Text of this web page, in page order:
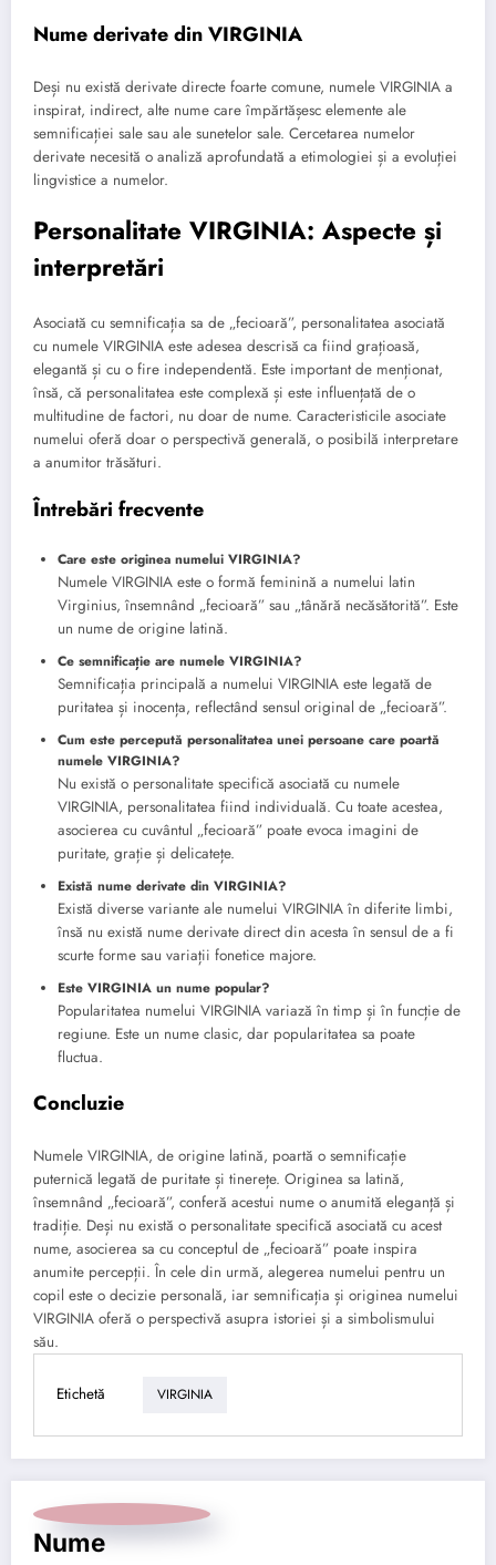
Nume derivate din VIRGINIA
Deși nu există derivate directe foarte comune, numele VIRGINIA a
inspirat, indirect, alte nume care împărtășesc elemente ale
semnificației sale sau ale sunetelor sale. Cercetarea numelor
derivate necesită o analiză aprofundată a etimologiei și a evoluției
lingvistice a numelor.
Personalitate VIRGINIA: Aspecte și
interpretări
Asociată cu semnificația sa de „fecioară”, personalitatea asociată
cu numele VIRGINIA este adesea descrisă ca fiind grațioasă,
elegantă și cu o fire independentă. Este important de menționat,
însă, că personalitatea este complexă și este influențată de o
multitudine de factori, nu doar de nume. Caracteristicile asociate
numelui oferă doar o perspectivă generală, o posibilă interpretare
a anumitor trăsături.
Întrebări frecvente
Care este originea numelui VIRGINIA?
Numele VIRGINIA este o formă feminină a numelui latin
Virginius, însemnând „fecioară” sau „tânără necăsătorită”. Este
un nume de origine latină.
Ce semnificație are numele VIRGINIA?
Semnificația principală a numelui VIRGINIA este legată de
puritatea și inocența, reflectând sensul original de „fecioară”.
Cum este percepută personalitatea unei persoane care poartă
numele VIRGINIA?
Nu există o personalitate specifică asociată cu numele
VIRGINIA, personalitatea fiind individuală. Cu toate acestea,
asocierea cu cuvântul „fecioară” poate evoca imagini de
puritate, grație și delicatețe.
Există nume derivate din VIRGINIA?
Există diverse variante ale numelui VIRGINIA în diferite limbi,
însă nu există nume derivate direct din acesta în sensul de a fi
scurte forme sau variații fonetice majore.
Este VIRGINIA un nume popular?
Popularitatea numelui VIRGINIA variază în timp și în funcție de
regiune. Este un nume clasic, dar popularitatea sa poate
fluctua.
Concluzie
Numele VIRGINIA, de origine latină, poartă o semnificație
puternică legată de puritate și tinerețe. Originea sa latină,
însemnând „fecioară”, conferă acestui nume o anumită eleganță și
tradiție. Deși nu există o personalitate specifică asociată cu acest
nume, asocierea sa cu conceptul de „fecioară” poate inspira
anumite percepții. În cele din urmă, alegerea numelui pentru un
copil este o decizie personală, iar semnificația și originea numelui
VIRGINIA oferă o perspectivă asupra istoriei și a simbolismului
său.
Etichetă VIRGINIA
Nume